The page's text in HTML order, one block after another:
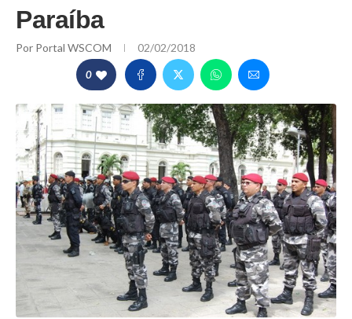
Paraíba
Por Portal WSCOM 02/02/2018
0